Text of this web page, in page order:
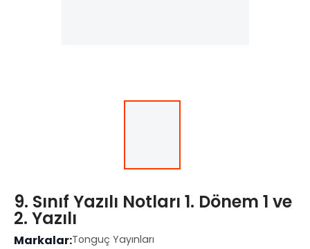
9. Sınıf Yazılı Notları 1. Dönem 1 ve
2. Yazılı
Markalar:Tonguç Yayınları